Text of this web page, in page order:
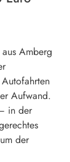
Amberg
Aufwand.
in der
der